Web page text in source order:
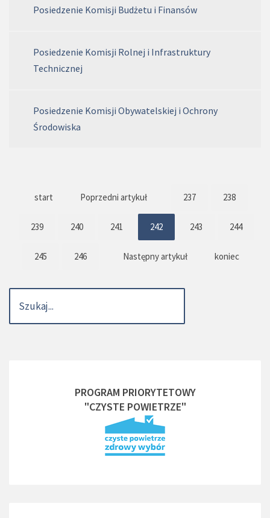
Posiedzenie Komisji Budżetu i Finansów
Posiedzenie Komisji Rolnej i Infrastruktury
Technicznej
Posiedzenie Komisji Obywatelskiej i Ochrony
Środowiska
start Poprzedni artykuł 237 238
239 240 241 242 243 244
245 246 Następny artykuł koniec
PROGRAM PRIORYTETOWY
"CZYSTE POWIETRZE"